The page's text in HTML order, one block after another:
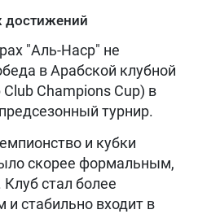
достижений
"Аль-Наср" не
в Арабской клубной
Champions Cup) в
турнир.
и кубки
скорее формальным,
стал более
и стабильно входит в